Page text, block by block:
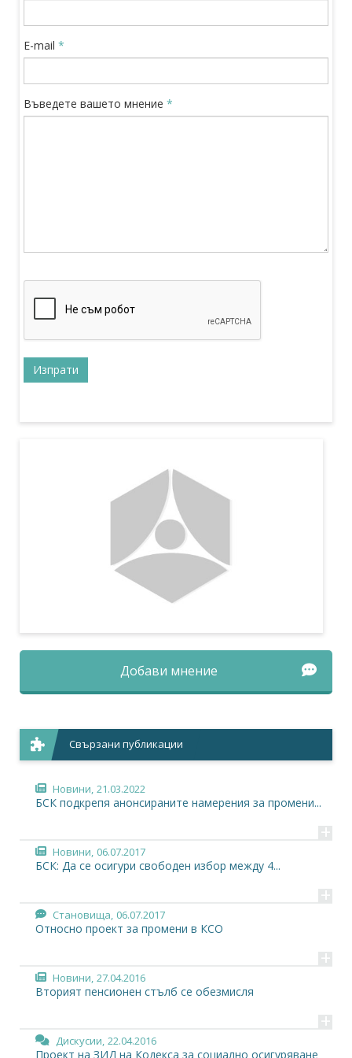
E-mail *
Въведете вашето мнение *
Добави мнение
Свързани публикации
Новини, 21.03.2022
БСК подкрепя анонсираните намерения за промени...
+
Новини, 06.07.2017
БСК: Да се осигури свободен избор между 4...
+
Становища, 06.07.2017
Относно проект за промени в КСО
+
Новини, 27.04.2016
Вторият пенсионен стълб се обезмисля
+
Дискусии, 22.04.2016
Проект на ЗИД на Кодекса за социално осигуряване